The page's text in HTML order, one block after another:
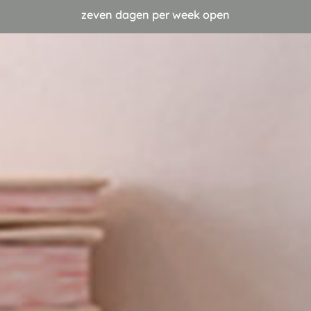
zeven dagen per week open